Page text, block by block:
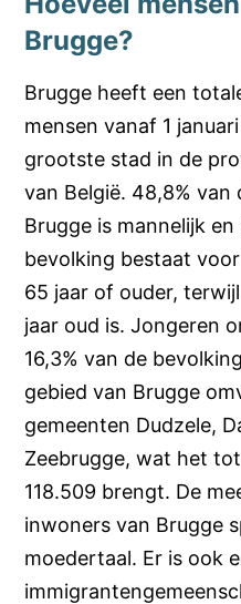
Brugge?
Brugge heeft een
mensen vanaf 1
grootste stad in de
van België. 48,8% van
Brugge is mannelijk
bevolking bestaat
65 jaar of ouder,
jaar oud is. Jongeren
16,3% van de
gebied van Brugge
gemeenten Dudzele,
Zeebrugge, wat het
118.509 brengt. De
inwoners van Brugge
moedertaal. Er is ook